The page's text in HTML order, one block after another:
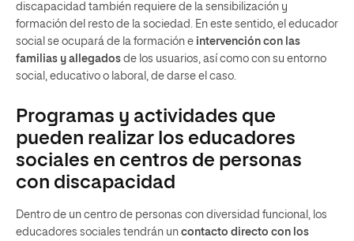
discapacidad también requiere de la sensibilización y
formación del resto de la sociedad. En este sentido, el educador
social se ocupará de la formación e intervención con las
familias y allegados de los usuarios, así como con su entorno
social, educativo o laboral, de darse el caso.
Programas y actividades que
pueden realizar los educadores
sociales en centros de personas
con discapacidad
Dentro de un centro de personas con diversidad funcional, los
educadores sociales tendrán un contacto directo con los